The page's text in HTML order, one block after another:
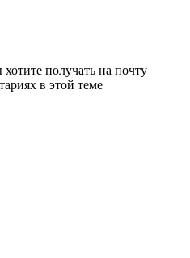
хотите получать на почту
в этой теме